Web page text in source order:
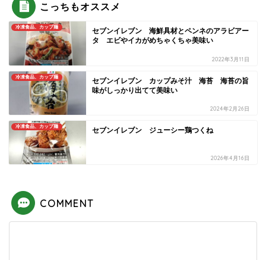
こっちもオススメ
冷凍食品、カップ麺
セブンイレブン 海鮮具材とペンネのアラビアー
タ エビやイカがめちゃくちゃ美味い
2022年3月11日
冷凍食品、カップ麺
セブンイレブン カップみそ汁 海苔 海苔の旨
味がしっかり出てて美味い
2024年2月26日
冷凍食品、カップ麺 セブンイレブン ジューシー鶏つくね
2026年4月16日
COMMENT